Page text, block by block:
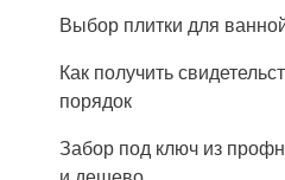
Выбор плитки для
Как получить
порядок
Забор под ключ из